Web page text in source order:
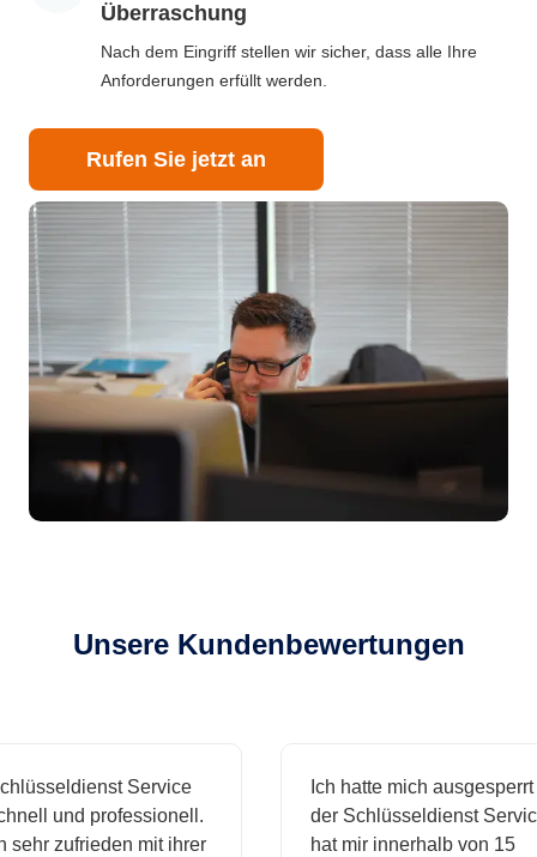
Überraschung
Nach dem Eingriff stellen wir sicher, dass alle Ihre
Anforderungen erfüllt werden.
Rufen Sie jetzt an
Unsere Kundenbewertungen
Service
und professionell.
zufrieden mit ihrer
Ich hatte mich ausgesperrt
der Schlüsseldienst Service
hat mir innerhalb von 15